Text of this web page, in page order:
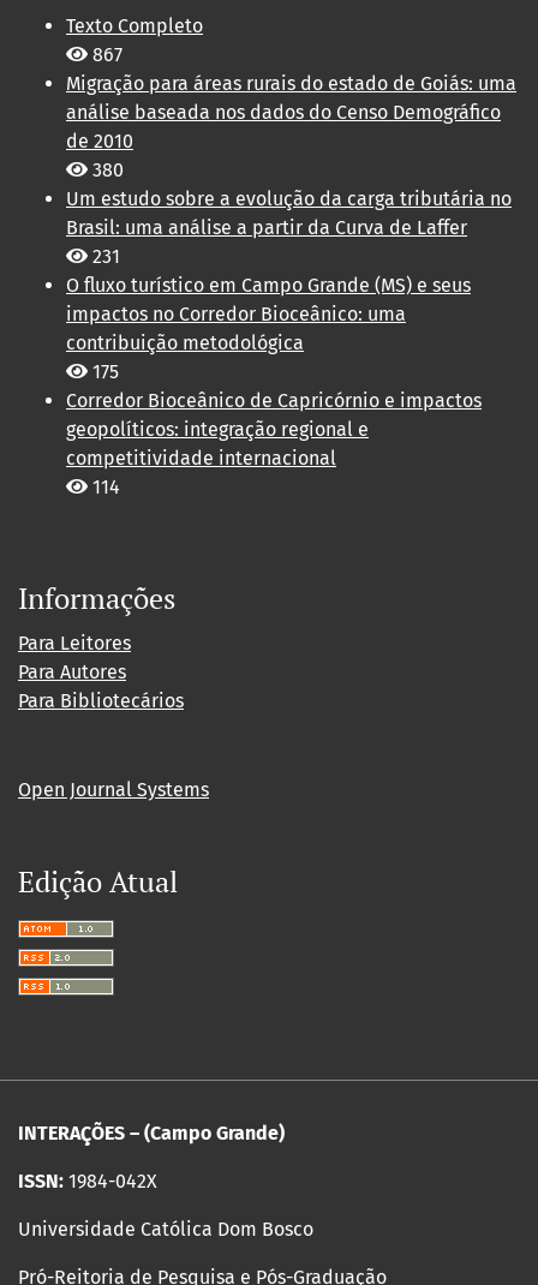
Texto Completo
867
Migração para áreas rurais do estado de Goiás: uma
análise baseada nos dados do Censo Demográfico
de 2010
380
Um estudo sobre a evolução da carga tributária no
Brasil: uma análise a partir da Curva de Laffer
231
O fluxo turístico em Campo Grande (MS) e seus
impactos no Corredor Bioceânico: uma
contribuição metodológica
175
Corredor Bioceânico de Capricórnio e impactos
geopolíticos: integração regional e
competitividade internacional
114
Informações
Para Leitores
Para Autores
Para Bibliotecários
Open Journal Systems
Edição Atual
INTERAÇÕES – (Campo Grande)
ISSN: 1984-042X
Universidade Católica Dom Bosco
Pró-Reitoria de Pesquisa e Pós-Graduação